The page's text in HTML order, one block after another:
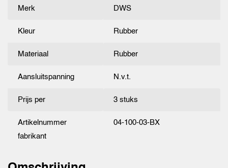
Merk DWS
Kleur Rubber
Materiaal Rubber
Aansluitspanning N.v.t.
Prijs per 3 stuks
Artikelnummer
fabrikant
04-100-03-BX